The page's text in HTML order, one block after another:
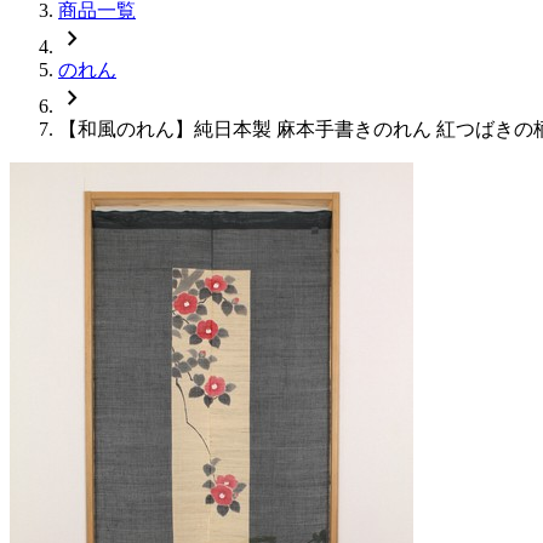
商品一覧
chevron_right
のれん
chevron_right
【和風のれん】純日本製 麻本手書きのれん 紅つばきの